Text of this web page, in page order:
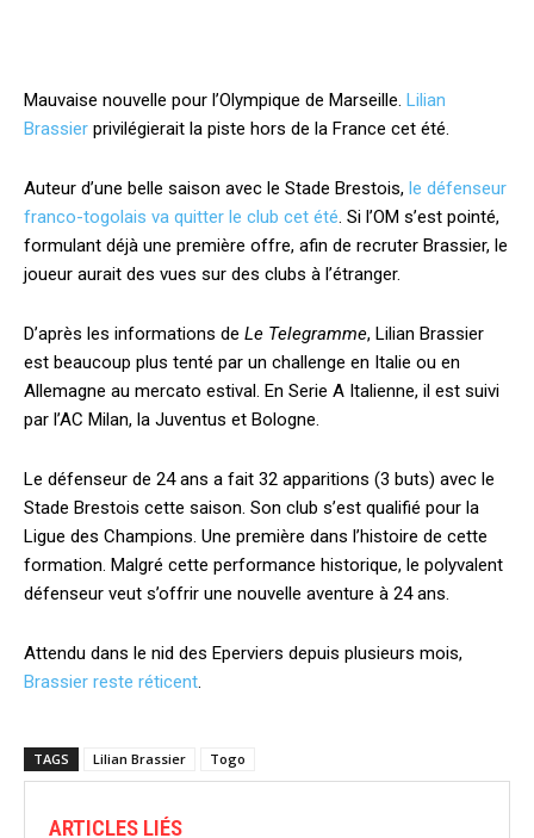
Mauvaise nouvelle pour l’Olympique de Marseille. Lilian
Brassier privilégierait la piste hors de la France cet été.
Auteur d’une belle saison avec le Stade Brestois, le défenseur
franco-togolais va quitter le club cet été. Si l’OM s’est pointé,
formulant déjà une première offre, afin de recruter Brassier, le
joueur aurait des vues sur des clubs à l’étranger.
D’après les informations de Le Telegramme, Lilian Brassier
est beaucoup plus tenté par un challenge en Italie ou en
Allemagne au mercato estival. En Serie A Italienne, il est suivi
par l’AC Milan, la Juventus et Bologne.
Le défenseur de 24 ans a fait 32 apparitions (3 buts) avec le
Stade Brestois cette saison. Son club s’est qualifié pour la
Ligue des Champions. Une première dans l’histoire de cette
formation. Malgré cette performance historique, le polyvalent
défenseur veut s’offrir une nouvelle aventure à 24 ans.
Attendu dans le nid des Eperviers depuis plusieurs mois,
Brassier reste réticent.
TAGS Lilian Brassier Togo
ARTICLES LIÉS